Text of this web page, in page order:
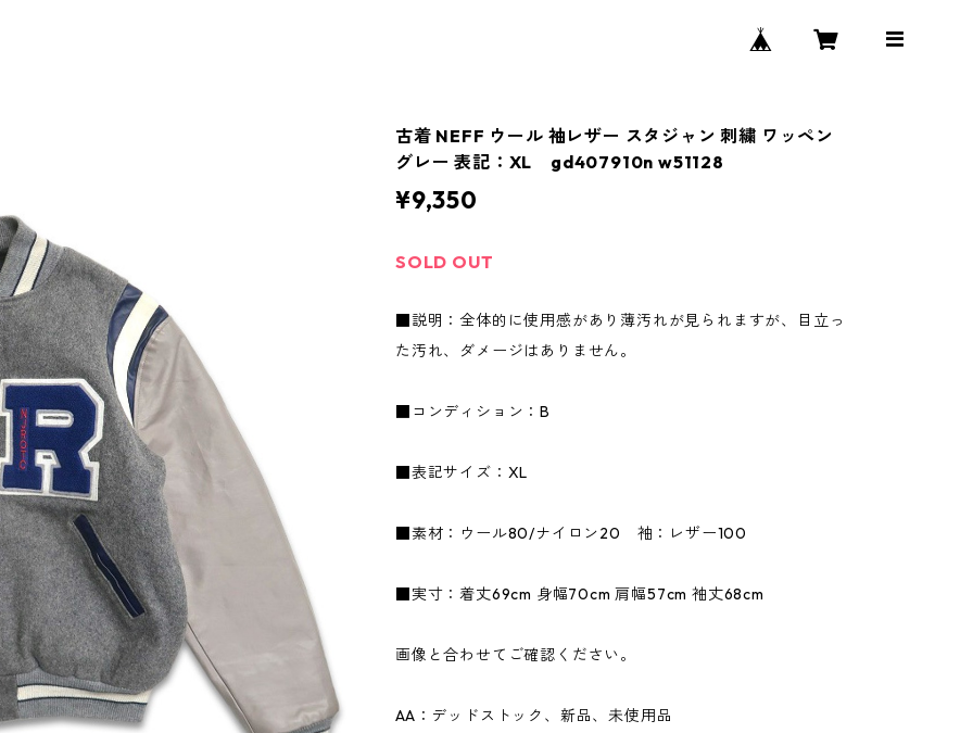
古着 NEFF ウール 袖レザー スタジャン 刺繍 ワッペン
グレー 表記：XL gd407910n w51128
¥9,350
SOLD OUT
■説明：全体的に使用感があり薄汚れが見られますが、目立っ
た汚れ、ダメージはありません。
■コンディション：B
■表記サイズ：XL
■素材：ウール80/ナイロン20 袖：レザー100
■実寸：着丈69cm 身幅70cm 肩幅57cm 袖丈68cm
画像と合わせてご確認ください。
AA：デッドストック、新品、未使用品